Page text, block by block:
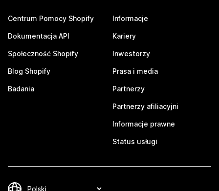
Centrum Pomocy Shopify
Dokumentacja API
Społeczność Shopify
Blog Shopify
Badania
Informacje
Kariery
Inwestorzy
Prasa i media
Partnerzy
Partnerzy afiliacyjni
Informacje prawne
Status usługi